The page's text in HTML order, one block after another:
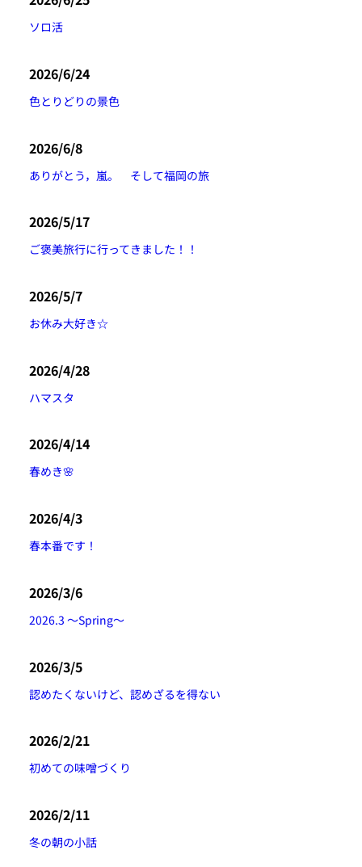
ソロ活
2026/6/24
色とりどりの景色
2026/6/8
ありがとう，嵐。 そして福岡の旅
2026/5/17
ご褒美旅行に行ってきました！！
2026/5/7
お休み大好き☆
2026/4/28
ハマスタ
2026/4/14
春めき🌸
2026/4/3
春本番です！
2026/3/6
2026.3 〜Spring〜
2026/3/5
認めたくないけど、認めざるを得ない
2026/2/21
初めての味噌づくり
2026/2/11
冬の朝の小話